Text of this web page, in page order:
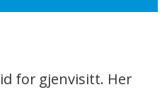
for gjenvisitt. Her